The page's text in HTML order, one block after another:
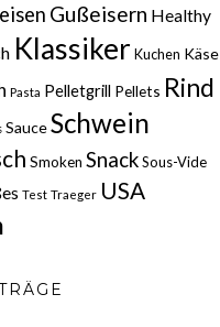
Gußeisern Healthy
Klassiker Kuchen Käse
Pasta Pelletgrill Pellets Rind
SauceSchwein
Smoken SnackSous-Vide
Test Traeger USA